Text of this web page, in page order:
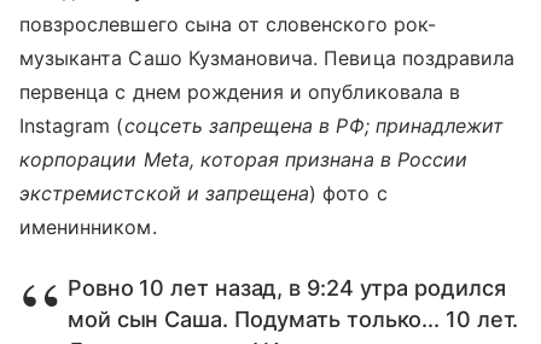
повзрослевшего сына от словенского рок-
музыканта Сашо Кузмановича. Певица поздравила
первенца с днем рождения и опубликовала в
Instagram (соцсеть запрещена в РФ; принадлежит
корпорации Meta, которая признана в России
экстремистской и запрещена) фото с
именинником.
Ровно 10 лет назад, в 9:24 утра родился
мой сын Саша. Подумать только... 10 лет.